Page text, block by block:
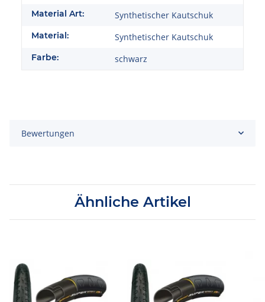
Material Art: Synthetischer Kautschuk
Material: Synthetischer Kautschuk
Farbe: schwarz
Bewertungen
Ähnliche Artikel